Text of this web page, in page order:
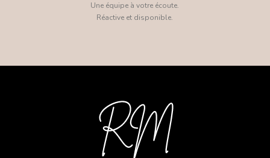
Une équipe à votre écoute.
Réactive et disponible.